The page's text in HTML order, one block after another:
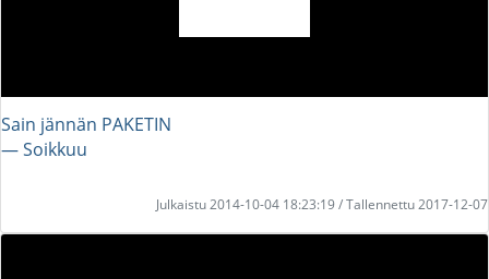
Sain jännän PAKETIN
― Soikkuu
Julkaistu 2014-10-04 18:23:19 / Tallennettu 2017-12-07